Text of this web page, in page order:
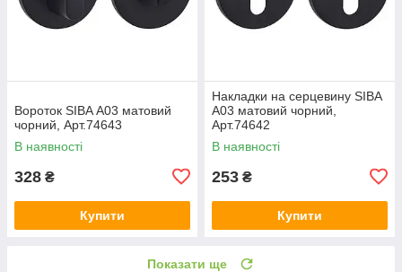
Вороток SIBA А03 матовий
чорний, Арт.74643
В наявності
328 ₴
Купити
Накладки на серцевину SIBA
А03 матовий чорний,
Арт.74642
В наявності
253 ₴
Купити
Показати ще